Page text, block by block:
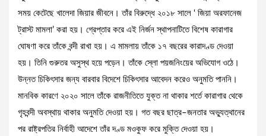
সময় কেটেছে খালেদা জিয়ার জীবনে। তাঁর বিরুদ্ধে ২০১৮ সালে ‘ জিয়া অরফানেজ
ট্রাস্ট মামলা’ করা হয়। গ্রেপ্তার করে এই নির্জন স্থাপনাটিতে বিশেষ কারাগার
ঘোষণা করে তাঁকে বন্দী রাখা হয়। এ মামলায় তাঁকে ১৭ বছরের কারাদণ্ড দেওয়া
হয়। তিনি গুরুতর অসুস্থ হয়ে পড়েন। তাঁকে স্লো পয়জনিংয়ের অভিযোগ ওঠে।
উন্নত চিকিৎসার জন্য বারবার বিদেশে চিকিৎসার আবেদন করেও অনুমতি পাননি।
মানবিক কারণে ২০২০ সালে তাঁকে রাজনীতিতে যুক্ত না থাকার শর্তে কারাগার থেকে
গৃহবন্দী অবস্থায় থাকার অনুমতি দেওয়া হয়। গত বছর ছাত্র–জনতার অভ্যুত্থানের
পর রাষ্ট্রপতির নির্বাহী আদেশে তাঁর দণ্ড মওকুফ করে মুক্তি দেওয়া হয়।